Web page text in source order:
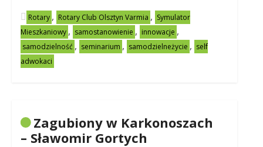
Rotary , Rotary Club Olsztyn Varmia , Symulator
Mieszkaniowy , samostanowienie , innowacje ,
samodzielność , seminarium , samodzielneżycie , self
adwokaci
Zagubiony w Karkonoszach
– Sławomir Gortych